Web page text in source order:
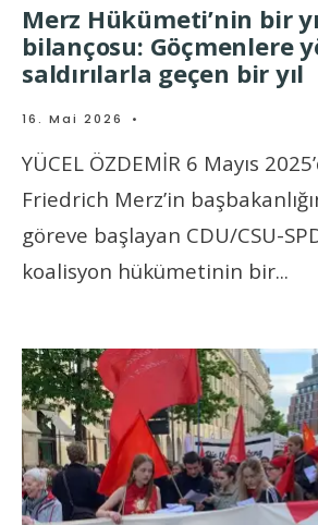
Merz Hükümeti’nin bir
bilançosu: Göçmenlere
saldırılarla geçen bir yıl
16. Mai 2026 •
YÜCEL ÖZDEMİR 6 Mayıs
Friedrich Merz’in
göreve başlayan CDU/CSU-
koalisyon hükümetinin bir...